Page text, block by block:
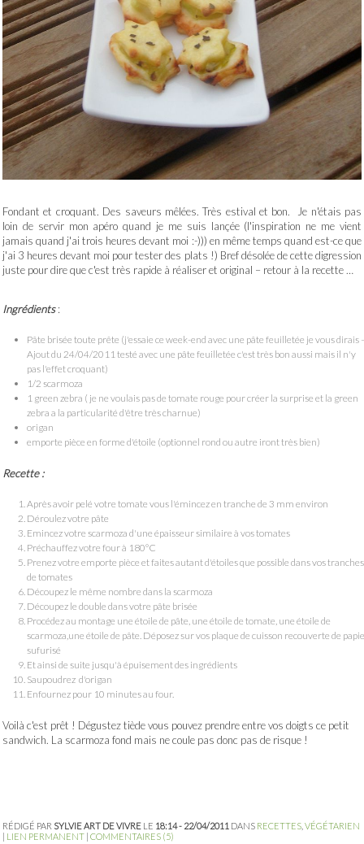
Fondant et croquant. Des saveurs mêlées. Très estival et bon. Je n'étais pas
loin de servir mon apéro quand je me suis lançée (l'inspiration ne me vient
jamais quand j'ai trois heures devant moi :-))) en même temps quand est-ce que
j'ai 3 heures devant moi pour tester des plats !) Bref désolée de cette digression
juste pour dire que c'est très rapide à réaliser et original – retour à la recette …
Ingrédients:
Pâte brisée toute prête (j'essaie ce week-end avec une pâte feuilletée je vous dirais
Ajout du 24/04/2011 testé avec une pâte feuilletée c'est très bon aussi mais il n'y
pas l'effet croquant)
1/2 scarmoza
1 green zebra ( je ne voulais pas de tomate rouge pour créer la surprise et la green
zebra a la particularité d'être très charnue)
origan
emporte pièce en forme d'étoile (optionnel rond ou autre iront très bien)
Recette :
Après avoir pelé votre tomate vous l'émincez en tranche de 3 mm environ
Déroulez votre pâte
Emincez votre scarmoza d'une épaisseur similaire à vos tomates
Préchauffez votre four à 180°C
Prenez votre emporte pièce et faites autant d'étoiles que possible dans vos tranches
de tomates
Découpez le même nombre dans la scarmoza
Découpez le double dans votre pâte brisée
Procédez au montage une étoile de pâte, une étoile de tomate, une étoile de
scarmoza,une étoile de pâte. Déposez sur vos plaque de cuisson recouverte de
sufurisé
Et ainsi de suite jusqu'à épuisement des ingrédients
Saupoudrez d'origan
Enfournez pour 10 minutes au four.
Voilà c'est prêt ! Dégustez tiède vous pouvez prendre entre vos doigts ce petit
sandwich. La scarmoza fond mais ne coule pas donc pas de risque !
RÉDIGÉ PAR SYLVIE ART DE VIVRE LE 18:14 - 22/04/2011 DANS RECETTES VÉGÉTARIEN
LIEN PERMANENT COMMENTAIRES (5)